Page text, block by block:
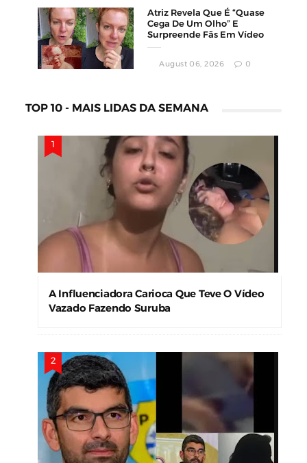
Atriz Revela Que É “Quase
Cega De Um Olho” E
Surpreende Fãs Em Vídeo
August 06, 2026 0
TOP 10 - MAIS LIDAS DA SEMANA
A Influenciadora Carioca Que Teve O Vídeo
Vazado Fazendo Suruba